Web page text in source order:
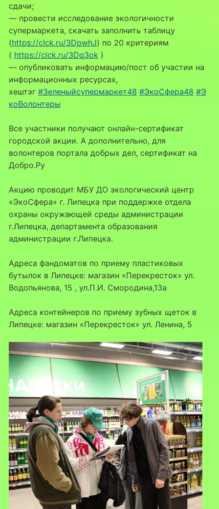
сдачи;
— провести исследование экологичности
супермаркета, скачать заполнить таблицу
(https://clck.ru/3DpwhJ) по 20 критериям
( https://clck.ru/3Dq3ok )
— опубликовать информацию/пост об участии на
информационных ресурсах,
хештэг #Зеленыйсупермаркет48 #ЭкоСфера48 #Э
коВолонтеры
Все участники получают онлайн-сертификат
городской акции. А дополнительно, для
волонтеров портала добрых дел, сертификат на
Добро.Ру
Акцию проводит МБУ ДО экологический центр
«ЭкоСфера» г. Липецка при поддержке отдела
охраны окружающей среды администрации
г.Липецка, департамента образования
администрации г.Липецка.
Адреса фандоматов по приему пластиковых
бутылок в Липецке: магазин «Перекресток» ул.
Водопьянова, 15 , ул.П.И. Смородина,13а
Адреса контейнеров по приему зубных щеток в
Липецке: магазин «Перекресток» ул. Ленина, 5